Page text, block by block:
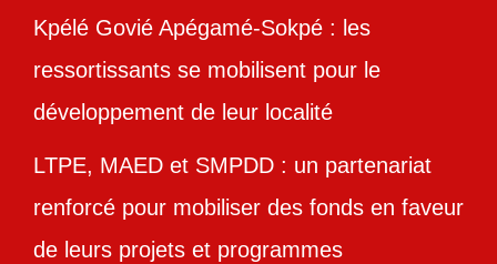
Kpélé Govié Apégamé-Sokpé : les
ressortissants se mobilisent pour le
développement de leur localité
LTPE, MAED et SMPDD : un partenariat
renforcé pour mobiliser des fonds en faveur
de leurs projets et programmes